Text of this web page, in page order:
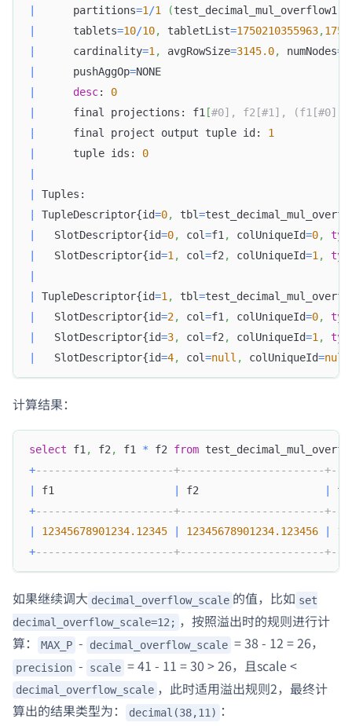
      partitions
=1/1 (test_decimal_mul_overflow1
      tablets
=10/10, tabletList=1750210355963,
      cardinality
=1, avgRowSize=3145.0, numNodes=
      pushAggOp
=
desc: 0
      final projections: f1
[#0], f2[#1],
      final project output tuple id:
1
      tuple ids:
0
TupleDescriptor{id=0, tbl=
   SlotDescriptor{id
=0, col=f1, colUniqueId=0,
   SlotDescriptor{id
=1, col=f2, colUniqueId=1,
TupleDescriptor{id=1, tbl=
   SlotDescriptor{id
=2, col=f1, colUniqueId=0,
   SlotDescriptor{id
=3, col=f2, colUniqueId=1,
   SlotDescriptor{id
=4, col=null , colUniqueId=null
计算结果：
select f1, f2, f1 * f2 from
+----------------------+-----------------------
f1 f2
+----------------------+-----------------------
12345678901234.12345 12345678901234.123456
+----------------------+-----------------------
如果继续调大 decimal_overflow_scale 的值，比如 set
decimal_overflow_scale=12; ，按照溢出时的规则进行计
算：
MAX_P - decimal_overflow_scale = 38 - 12 = 26，
precision - scale = 41 - 11 = 30 > 26，且scale <
decimal_overflow_scale ，此时适用溢出规则2，最终计
算出的结果类型为：
decimal(38,11) ：